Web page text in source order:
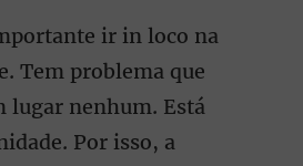
ir in loco na
Tem problema que
lugar nenhum. Está
Por isso, a